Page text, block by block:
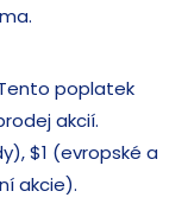
poplatek
akcií.
$1 (evropské a
akcie).